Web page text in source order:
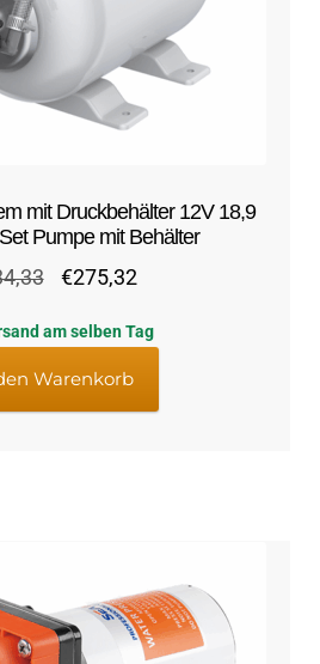
mit Druckbehälter 12V 18,9
Pumpe mit Behälter
Ursprünglicher
war:
€334,33
€275,32Aktueller
ist:
am selben Tag
Warenkorb